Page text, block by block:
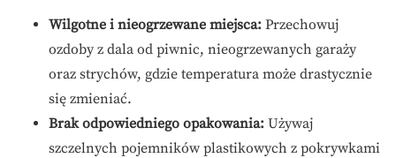
Wilgotne i nieogrzewane miejsca: Przechowuj
ozdoby z dala od piwnic, nieogrzewanych garaży
oraz strychów, gdzie temperatura może drastycznie
się zmieniać.
Brak odpowiedniego opakowania: Używaj
szczelnych pojemników plastikowych z pokrywkami